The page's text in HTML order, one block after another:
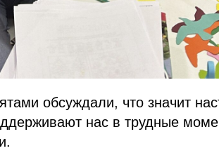
обсуждали, что значит
нас в трудные